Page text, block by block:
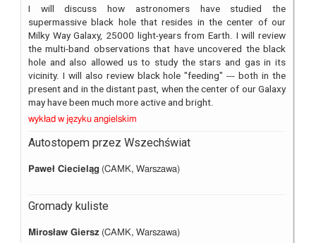
I will discuss how astronomers have studied the
supermassive black hole that resides in the center of our
Milky Way Galaxy, 25000 light-years from Earth. I will review
the multi-band observations that have uncovered the black
hole and also allowed us to study the stars and gas in its
vicinity. I will also review black hole "feeding" --- both in the
present and in the distant past, when the center of our Galaxy
may have been much more active and bright.
wykład w języku angielskim
Autostopem przez Wszechświat
Paweł Ciecieląg (CAMK, Warszawa)
Gromady kuliste
Mirosław Giersz(CAMK, Warszawa)